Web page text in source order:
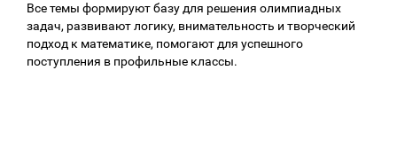
Все темы формируют базу для решения олимпиадных
задач, развивают логику, внимательность и творческий
подход к математике, помогают для успешного
поступления в профильные классы.